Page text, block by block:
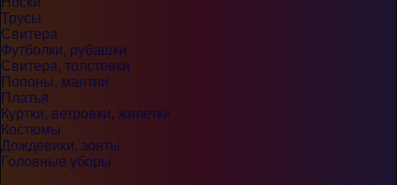
Трусы
Свитера
Футболки, рубашки
Свитера, толстовки
Попоны, мантии
Платья
Куртки, ветровки, жилетки
Костюмы
Дождевики, зонты
Головные уборы